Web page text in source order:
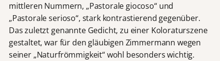
mittleren Nummern, „Pastorale giocoso“ und
„Pastorale serioso“, stark kontrastierend gegenüber.
Das zuletzt genannte Gedicht, zu einer Koloraturszene
gestaltet, war für den gläubigen Zimmermann wegen
seiner „Naturfrömmigkeit“ wohl besonders wichtig.